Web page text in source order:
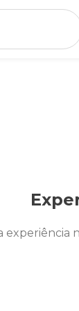
experiência